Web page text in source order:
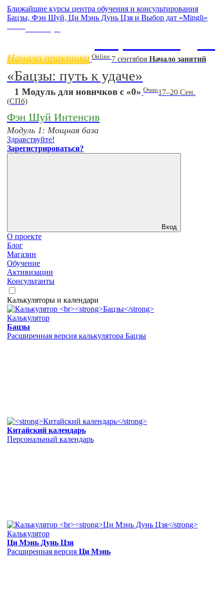
Ближайшие курсы центра обучения и консультирования
Бацзы, Фэн Шуй, Ци Мэнь Дунь Цзя и Выбор дат «Mingli»
Начало практики Online 7 сентября Начало занятий
«Бацзы: путь к удаче»
1 Модуль для новичков с «0» Очно17–20 Сен.
(СПб)
Фэн Шуй Интенсив
Модуль 1: Мощная база
Здравствуйте!
Зарегистрироваться?
Вход
О проекте
Блог
Магазин
Обучение
Активизации
Консультанты
Калькуляторы и календари
Калькулятор
Бацзы
Расширенная версия калькулятора Бацзы
Китайский календарь
Персональный календарь
Калькулятор
Ци Мэнь Дунь Цзя
Расширенная версия Ци Мэнь